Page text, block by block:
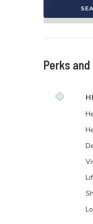
Perks